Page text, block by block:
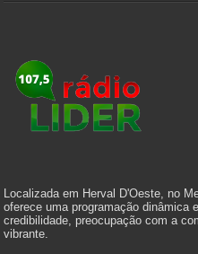
Localizada em Herval D'Oeste, no
oferece uma programação dinâmica
credibilidade, preocupação com a
vibrante.